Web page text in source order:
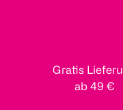
Gratis
ab 49 €